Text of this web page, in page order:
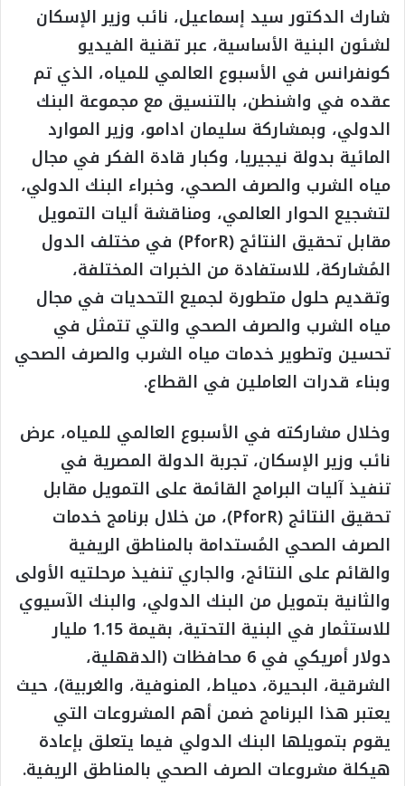
شارك الدكتور سيد إسماعيل، نائب وزير الإسكان
لشئون البنية الأساسية، عبر تقنية الفيديو
كونفرانس في الأسبوع العالمي للمياه، الذي تم
عقده في واشنطن، بالتنسيق مع مجموعة البنك
الدولي، وبمشاركة سليمان ادامو، وزير الموارد
المائية بدولة نيجيريا، وكبار قادة الفكر في مجال
مياه الشرب والصرف الصحي، وخبراء البنك الدولي،
لتشجيع الحوار العالمي، ومناقشة أليات التمويل
مقابل تحقيق النتائج (PforR) في مختلف الدول
المُشاركة، للاستفادة من الخبرات المختلفة،
وتقديم حلول متطورة لجميع التحديات في مجال
مياه الشرب والصرف الصحي والتي تتمثل في
تحسين وتطوير خدمات مياه الشرب والصرف الصحي
وبناء قدرات العاملين في القطاع.
وخلال مشاركته في الأسبوع العالمي للمياه، عرض
نائب وزير الإسكان، تجربة الدولة المصرية في
تنفيذ آليات البرامج القائمة على التمويل مقابل
تحقيق النتائج (PforR)، من خلال برنامج خدمات
الصرف الصحي المُستدامة بالمناطق الريفية
والقائم على النتائج، والجاري تنفيذ مرحلتيه الأولى
والثانية بتمويل من البنك الدولي، والبنك الآسيوي
للاستثمار في البنية التحتية، بقيمة 1.15 مليار
دولار أمريكي في 6 محافظات (الدقهلية،
الشرقية، البحيرة، دمياط، المنوفية، والغربية)، حيث
يعتبر هذا البرنامج ضمن أهم المشروعات التي
يقوم بتمويلها البنك الدولي فيما يتعلق بإعادة
هيكلة مشروعات الصرف الصحي بالمناطق الريفية.